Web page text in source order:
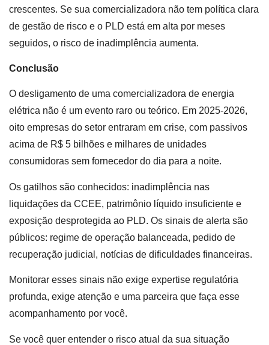
crescentes. Se sua comercializadora não tem política clara
de gestão de risco e o PLD está em alta por meses
seguidos, o risco de inadimplência aumenta.
Conclusão
O desligamento de uma comercializadora de energia
elétrica não é um evento raro ou teórico. Em 2025-2026,
oito empresas do setor entraram em crise, com passivos
acima de R$ 5 bilhões e milhares de unidades
consumidoras sem fornecedor do dia para a noite.
Os gatilhos são conhecidos: inadimplência nas
liquidações da CCEE, patrimônio líquido insuficiente e
exposição desprotegida ao PLD. Os sinais de alerta são
públicos: regime de operação balanceada, pedido de
recuperação judicial, notícias de dificuldades financeiras.
Monitorar esses sinais não exige expertise regulatória
profunda, exige atenção e uma parceira que faça esse
acompanhamento por você.
Se você quer entender o risco atual da sua situação